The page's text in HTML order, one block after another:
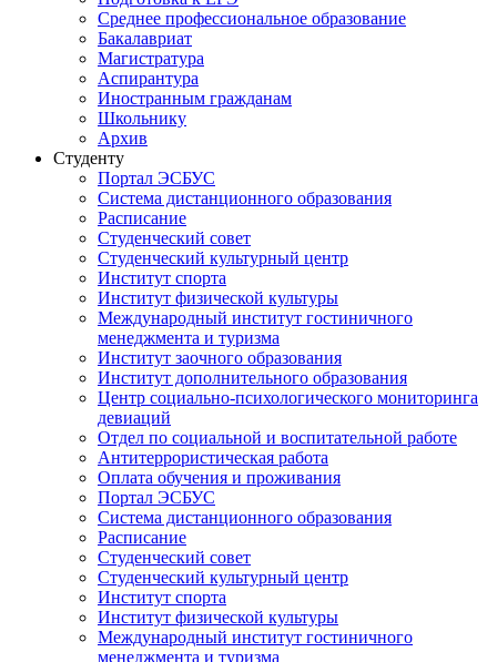
Среднее профессиональное образование
Бакалавриат
Магистратура
Аспирантура
Иностранным гражданам
Школьнику
Архив
Студенту
Портал ЭСБУС
Система дистанционного образования
Расписание
Студенческий совет
Студенческий культурный центр
Институт спорта
Институт физической культуры
Международный институт гостиничного
менеджмента и туризма
Институт заочного образования
Институт дополнительного образования
Центр социально-психологического мониторинга
девиаций
Отдел по социальной и воспитательной работе
Антитеррористическая работа
Оплата обучения и проживания
Портал ЭСБУС
Система дистанционного образования
Расписание
Студенческий совет
Студенческий культурный центр
Институт спорта
Институт физической культуры
Международный институт гостиничного
менеджмента и туризма